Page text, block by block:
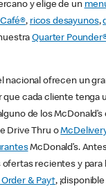
y elige de un
, ricos desayunos,
Quarter
nacional ofrecen un
que cada cliente tenga
de los
Drive Thru o
McDonald’s.
recientes y para
& Pay†,